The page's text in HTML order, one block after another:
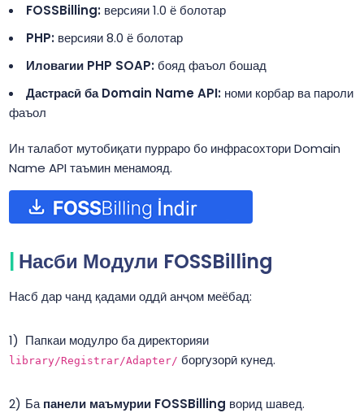
FOSSBilling:версияи 1.0 ё болотар
PHP:версияи 8.0 ё болотар
Иловагии PHP SOAP:бояд фаъол бошад
Дастрасӣ ба Domain Name API:номи корбар ва пароли
фаъол
Ин талабот мутобиқати пурраро бо инфрасохтори Domain
Name API таъмин менамояд.
Насби Модули FOSSBilling
Насб дар чанд қадами оддӣ анҷом меёбад:
Папкаи модулро ба директорияи
library/Registrar/Adapter/ боргузорӣ кунед.
Бапанели маъмурии FOSSBilling ворид шавед.